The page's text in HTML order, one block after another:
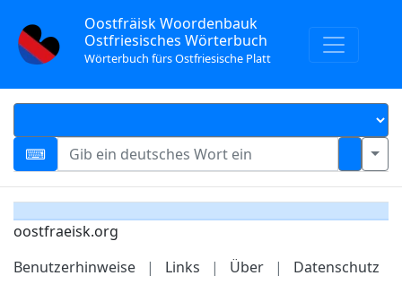
Oostfräisk Woordenbauk
Ostfriesisches Wörterbuch
Wörterbuch fürs Ostfriesische Platt
oostfraeisk.org
Benutzerhinweise
| Links | Über | Datenschutz